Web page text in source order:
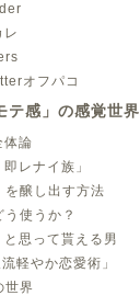
レ
オフパコ
感」の感覚世界
体論
レナイ族」
醸し出す方法
使うか？
思って貰える男
軽やか恋愛術」
世界